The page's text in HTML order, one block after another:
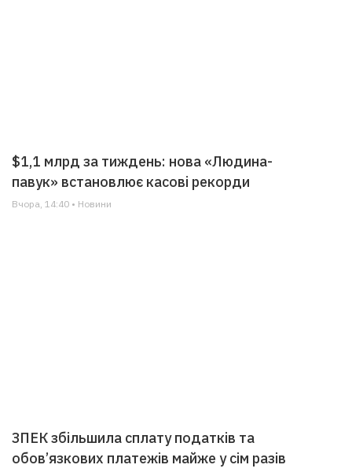
$1,1 млрд за тиждень: нова «Людина-
павук» встановлює касові рекорди
Вчора, 14:40 • Новини
ЗПЕК збільшила сплату податків та
обов’язкових платежів майже у сім разів